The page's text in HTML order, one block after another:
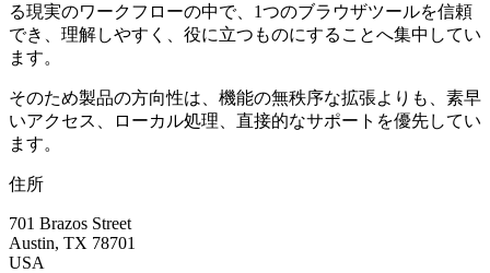
る現実のワークフローの中で、1つのブラウザツールを信頼
でき、理解しやすく、役に立つものにすることへ集中してい
ます。
そのため製品の方向性は、機能の無秩序な拡張よりも、素早
いアクセス、ローカル処理、直接的なサポートを優先してい
ます。
住所
701 Brazos Street
Austin, TX 78701
USA